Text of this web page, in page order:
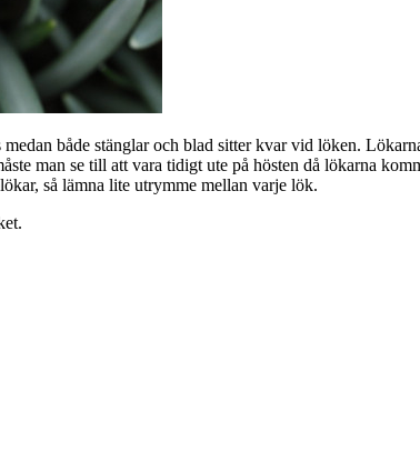
medan både stänglar och blad sitter kvar vid löken.
man se till att vara tidigt ute på hösten då lökarna
så lämna lite utrymme mellan varje lök.